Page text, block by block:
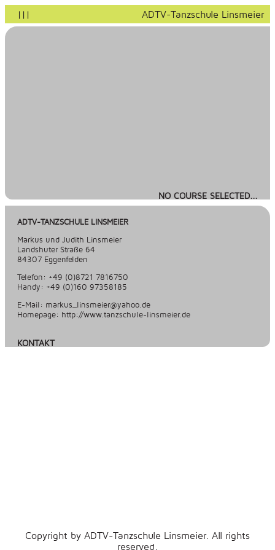
||| ADTV-Tanzschule Linsmeier
NO COURSE SELECTED...
ADTV-TANZSCHULE LINSMEIER
Markus und Judith Linsmeier
Landshuter Straße 64
84307 Eggenfelden
Telefon: +49 (0)8721 7816750
Handy: +49 (0)160 97358185
E-Mail: markus_linsmeier@yahoo.de
Homepage: http://www.tanzschule-linsmeier.de
KONTAKT
Copyright by ADTV-Tanzschule Linsmeier. All rights
reserved.